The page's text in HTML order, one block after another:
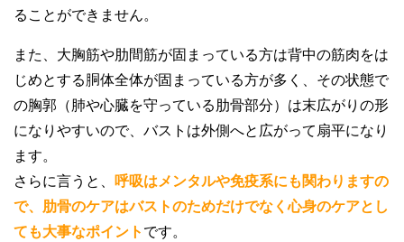
ることができません。
また、大胸筋や肋間筋が固まっている方は背中の筋肉をは
じめとする胴体全体が固まっている方が多く、その状態で
の胸郭（肺や心臓を守っている肋骨部分）は末広がりの形
になりやすいので、バストは外側へと広がって扇平になり
ます。
さらに言うと、 呼吸はメンタルや免疫系にも関わりますの
で、肋骨のケアはバストのためだけでなく心身のケアとし
ても大事なポイント です。